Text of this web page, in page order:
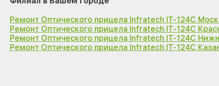
Ремонт Оптического прицела Infratech IT-124C
Ремонт Оптического прицела Infratech IT-124C
Ремонт Оптического прицела Infratech IT-124C
Ремонт Оптического прицела Infratech IT-124C